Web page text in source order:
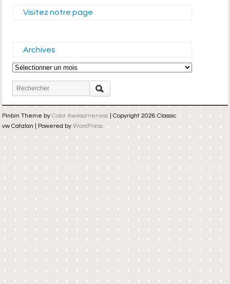
Visitez notre page
Archives
Archives
Pinbin Theme by Color Awesomeness| Copyright 2026 Classic
vw Catalan | Powered by WordPress